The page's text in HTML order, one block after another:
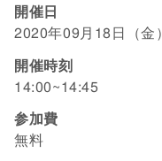
開催日
2020年09月18日（金）
開催時刻
14:00~14:45
参加費
無料